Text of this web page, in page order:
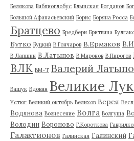
Белякова Библиоглобус Блынская Богданов
Большой Афанасьевский Борис Боряна Росса
Братцево Бредбери Бритвина
Бутко Буцкий В.Гончаров В.Ермаков
В.Лапшин В.Латыпов В.Миронов В.Пирогов
ВЛК ВМ-Т Валерий
Ващук Вдовин Великие
Устюг Великий октябрь Велихов Верея
Водянова Вознесение Волга Волгуша
Володин Вороново Г.Короткова
Галактионов Галинская Галинский